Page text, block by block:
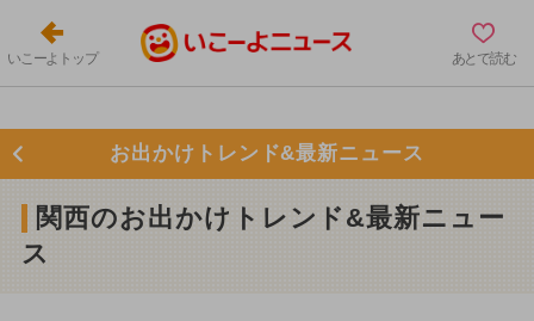
いこーよトップ あとで読む
お出かけトレンド&最新ニュース
関西のお出かけトレンド&最新ニュー
ス